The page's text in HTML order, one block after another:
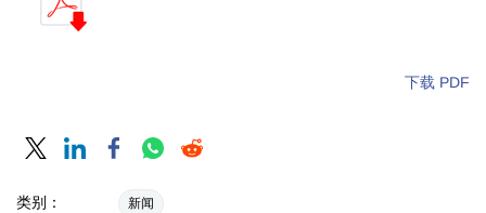
下载 PDF
类别： 新闻